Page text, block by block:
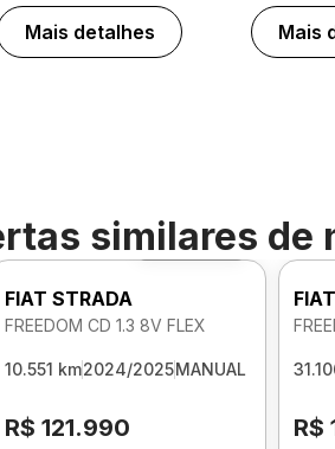
Mais detalhes Mais
similares de
Foto 360º
FIAT STRADA
FREEDOM CD 1.3 8V FLEX
10.551 km2024/2025MANUAL
R$ 121.990 R$